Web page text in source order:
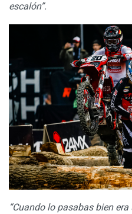
escalón”.
“Cuando lo pasabas bien